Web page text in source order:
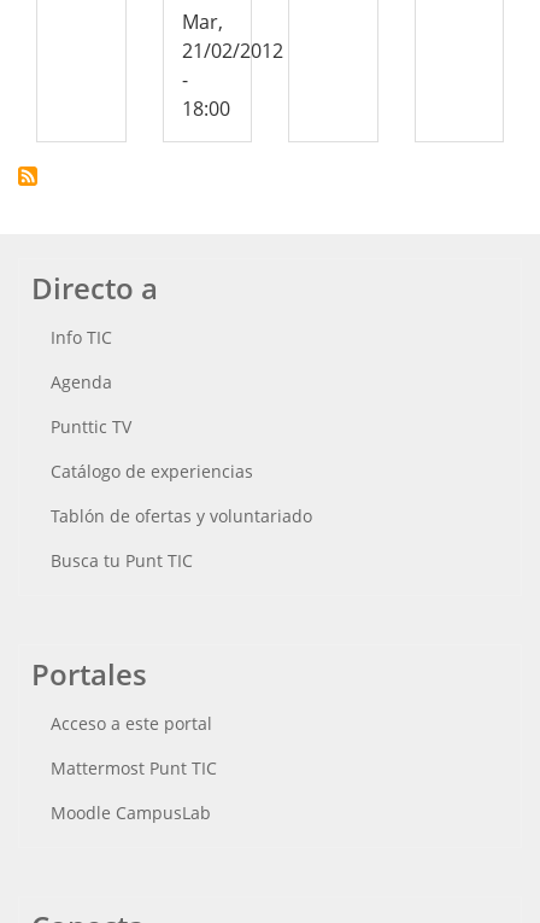
Mar,
21/02/2012
-
18:00
Directo a
Info TIC
Agenda
Punttic TV
Catálogo de experiencias
Tablón de ofertas y voluntariado
Busca tu Punt TIC
Portales
Acceso a este portal
Mattermost Punt TIC
Moodle CampusLab